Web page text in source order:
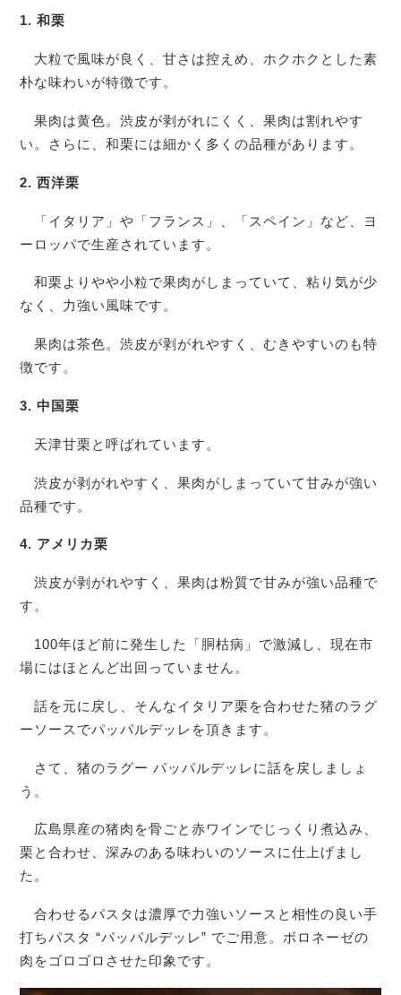
1. 和栗
大粒で風味が良く、甘さは控えめ、ホクホクとした素
朴な味わいが特徴です。
果肉は黄色。渋皮が剥がれにくく、果肉は割れやす
い。さらに、和栗には細かく多くの品種があります。
2. 西洋栗
「イタリア」や「フランス」、「スペイン」など、ヨ
ーロッパで生産されています。
和栗よりやや小粒で果肉がしまっていて、粘り気が少
なく、力強い風味です。
果肉は茶色。渋皮が剥がれやすく、むきやすいのも特
徴です。
3. 中国栗
天津甘栗と呼ばれています。
渋皮が剥がれやすく、果肉がしまっていて甘みが強い
品種です。
4. アメリカ栗
渋皮が剥がれやすく、果肉は粉質で甘みが強い品種で
す。
100年ほど前に発生した「胴枯病」で激減し、現在市
場にはほとんど出回っていません。
話を元に戻し、そんなイタリア栗を合わせた猪のラグ
ーソースでパッパルデッレを頂きます。
さて、猪のラグー パッパルデッレに話を戻しましょ
う。
広島県産の猪肉を骨ごと赤ワインでじっくり煮込み、
栗と合わせ、深みのある味わいのソースに仕上げまし
た。
合わせるパスタは濃厚で力強いソースと相性の良い手
打ちパスタ “パッパルデッレ” でご用意。ボロネーゼの
肉をゴロゴロさせた印象です。